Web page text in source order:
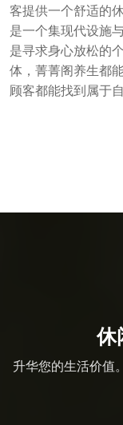
客提供一个舒适的
是一个集现代设施
是寻求身心放松的
体，菁菁阁养生都
顾客都能找到属于
休
升华您的生活价值